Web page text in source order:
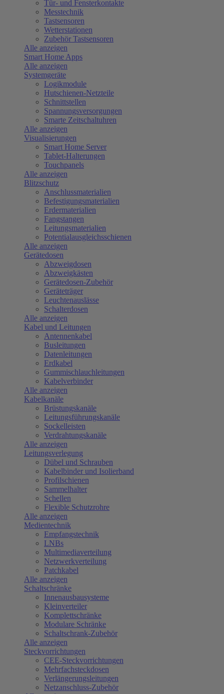
Tür- und Fensterkontakte
Messtechnik
Tastsensoren
Wetterstationen
Zubehör Tastsensoren
Alle anzeigen
Smart Home Apps
Alle anzeigen
Systemgeräte
Logikmodule
Hutschienen-Netzteile
Schnittstellen
Spannungsversorgungen
Smarte Zeitschaltuhren
Alle anzeigen
Visualisierungen
Smart Home Server
Tablet-Halterungen
Touchpanels
Alle anzeigen
Blitzschutz
Anschlussmaterialien
Befestigungsmaterialien
Erdermaterialien
Fangstangen
Leitungsmaterialien
Potentialausgleichsschienen
Alle anzeigen
Gerätedosen
Abzweigdosen
Abzweigkästen
Gerätedosen-Zubehör
Geräteträger
Leuchtenauslässe
Schalterdosen
Alle anzeigen
Kabel und Leitungen
Antennenkabel
Busleitungen
Datenleitungen
Erdkabel
Gummischlauchleitungen
Kabelverbinder
Alle anzeigen
Kabelkanäle
Brüstungskanäle
Leitungsführungskanäle
Sockelleisten
Verdrahtungskanäle
Alle anzeigen
Leitungsverlegung
Dübel und Schrauben
Kabelbinder und Isolierband
Profilschienen
Sammelhalter
Schellen
Flexible Schutzrohre
Alle anzeigen
Medientechnik
Empfangstechnik
LNBs
Multimediaverteilung
Netzwerkverteilung
Patchkabel
Alle anzeigen
Schaltschränke
Innenausbausysteme
Kleinverteiler
Komplettschränke
Modulare Schränke
Schaltschrank-Zubehör
Alle anzeigen
Steckvorrichtungen
CEE-Steckvorrichtungen
Mehrfachsteckdosen
Verlängerungsleitungen
Netzanschluss-Zubehör